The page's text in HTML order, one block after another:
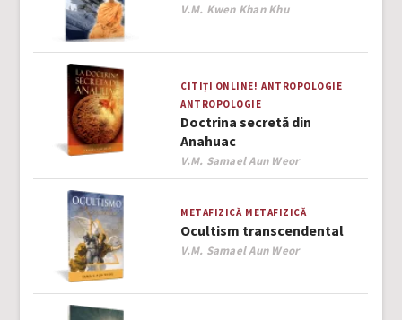
Author
V.M. Kwen Khan Khu
CITIȚI ONLINE! ANTROPOLOGIE
ANTROPOLOGIE
Doctrina secretă din
Anahuac
Author
V.M. Samael Aun Weor
METAFIZICĂ METAFIZICĂ
Ocultism transcendental
Author
V.M. Samael Aun Weor